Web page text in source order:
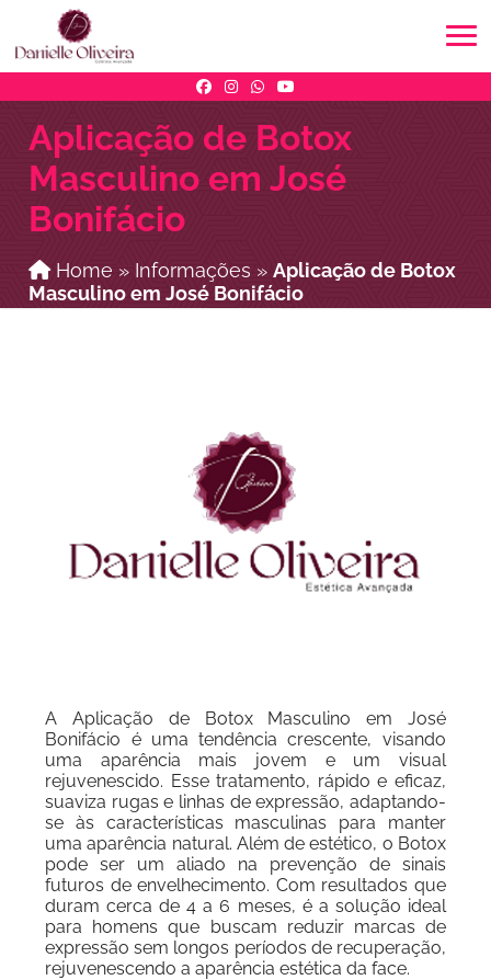
Aplicação de Botox
Masculino em José
Bonifácio
Home » Informações »Aplicação de Botox
Masculino em José Bonifácio
A Aplicação de Botox Masculino em José
Bonifácio é uma tendência crescente, visando
uma aparência mais jovem e um visual
rejuvenescido. Esse tratamento, rápido e eficaz,
suaviza rugas e linhas de expressão, adaptando-
se às características masculinas para manter
uma aparência natural. Além de estético, o Botox
pode ser um aliado na prevenção de sinais
futuros de envelhecimento. Com resultados que
duram cerca de 4 a 6 meses, é a solução ideal
para homens que buscam reduzir marcas de
expressão sem longos períodos de recuperação,
rejuvenescendo a aparência estética da face.